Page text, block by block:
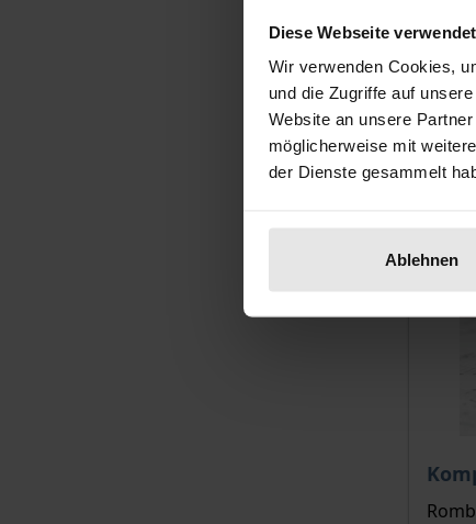
Diese Webseite
Wir verwenden Cookies,
und die Zugriffe auf
Website an unsere
möglicherweise mit
der Dienste gesammelt
Ablehnen
Der